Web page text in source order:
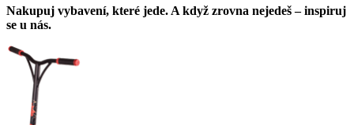
Nakupuj vybavení, které jede. A když zrovna nejedeš – inspiruj
se u nás.